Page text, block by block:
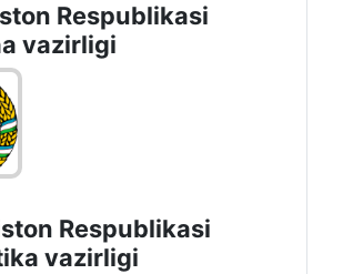
Respublikasi
vazirligi
Respublikasi
vazirligi